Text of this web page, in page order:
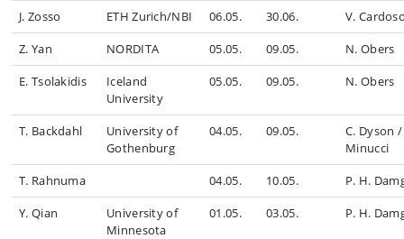
J. Zosso
ETH Zurich/NBI 06.05. 30.06.
V.
Z. Yan
NORDITA 05.05. 09.05.
N. Obers
E. Tsolakidis
Iceland
University
05.05. 09.05. N. Obers
T. Backdahl
University of
Gothenburg
04.05. 09.05.
C. Dyson
Minucci
T. Rahnuma
04.05. 10.05.
P. H.
Y. Qian
University of
Minnesota
01.05. 03.05. P. H.